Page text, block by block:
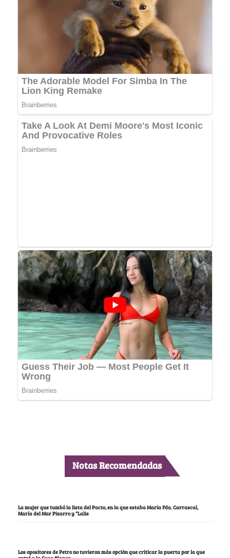
Notas Recomendadas
La mujer que tumbó la lista del Pacto, en la que estaba María Fda. Carrascal,
María del Mar Pizarro y “Lalis
Los opositores de Petro no tuvieron más opción que criticar la puerta por la que